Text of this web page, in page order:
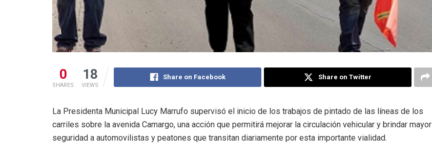
0
SHARES
18
VIEWS
Share on Facebook Share on Twitter
La Presidenta Municipal Lucy Marrufo supervisó el inicio de los trabajos de pintado de las líneas de los
carriles sobre la avenida Camargo, una acción que permitirá mejorar la circulación vehicular y brindar mayor
seguridad a automovilistas y peatones que transitan diariamente por esta importante vialidad.